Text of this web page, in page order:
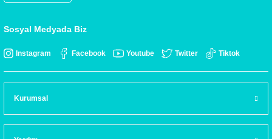
Sosyal Medyada Biz
Instagram Facebook Youtube Twitter Tiktok
Kurumsal